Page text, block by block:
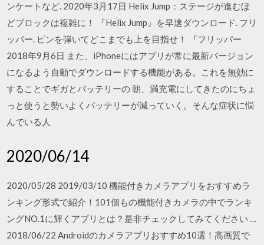
ンケートなど. 2020年3月17日 Helix Jump：ステージが進むほ
どブロックは複雑に！ 『Helix Jump』を早速ダウンロード. フリ
ッパー. ピンを弾いてどこまでも上を目指せ！ 『フリッパー
2018年9月6日 また、iPhoneにはアプリが常に最新バージョン
になるよう自動でダウンロードする機能がある。これを無効に
することでギガとバッテリーの 朝、満充電にしてきたのにちょ
っと使うと勢いよくバッテリーが減っていく。そんな症状に悩
んでいる人
2020/06/14
2020/05/28 2019/03/10 機能付きカメラアプリをおすすめラ
ンキング形式で紹介！101個もの機能付きカメラの中でランキ
ングNO.1に輝くアプリとは？是非チェックしてみてください …
2018/06/22 Androidのカメラアプリおすすめ10選！高画質で